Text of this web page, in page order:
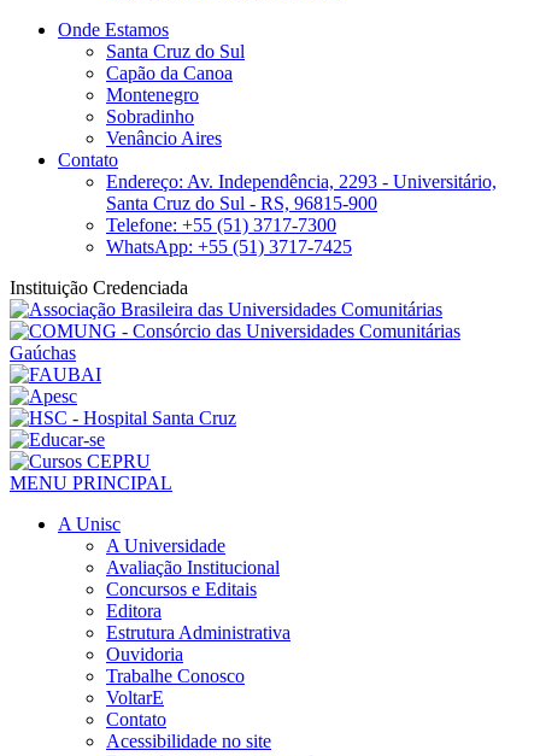
Onde Estamos
Santa Cruz do Sul
Capão da Canoa
Montenegro
Sobradinho
Venâncio Aires
Contato
Endereço: Av. Independência, 2293 - Universitário,
Santa Cruz do Sul - RS, 96815-900
Telefone: +55 (51) 3717-7300
WhatsApp: +55 (51) 3717-7425
Instituição Credenciada
MENU PRINCIPAL
A Unisc
A Universidade
Avaliação Institucional
Concursos e Editais
Editora
Estrutura Administrativa
Ouvidoria
Trabalhe Conosco
VoltarE
Contato
Acessibilidade no site